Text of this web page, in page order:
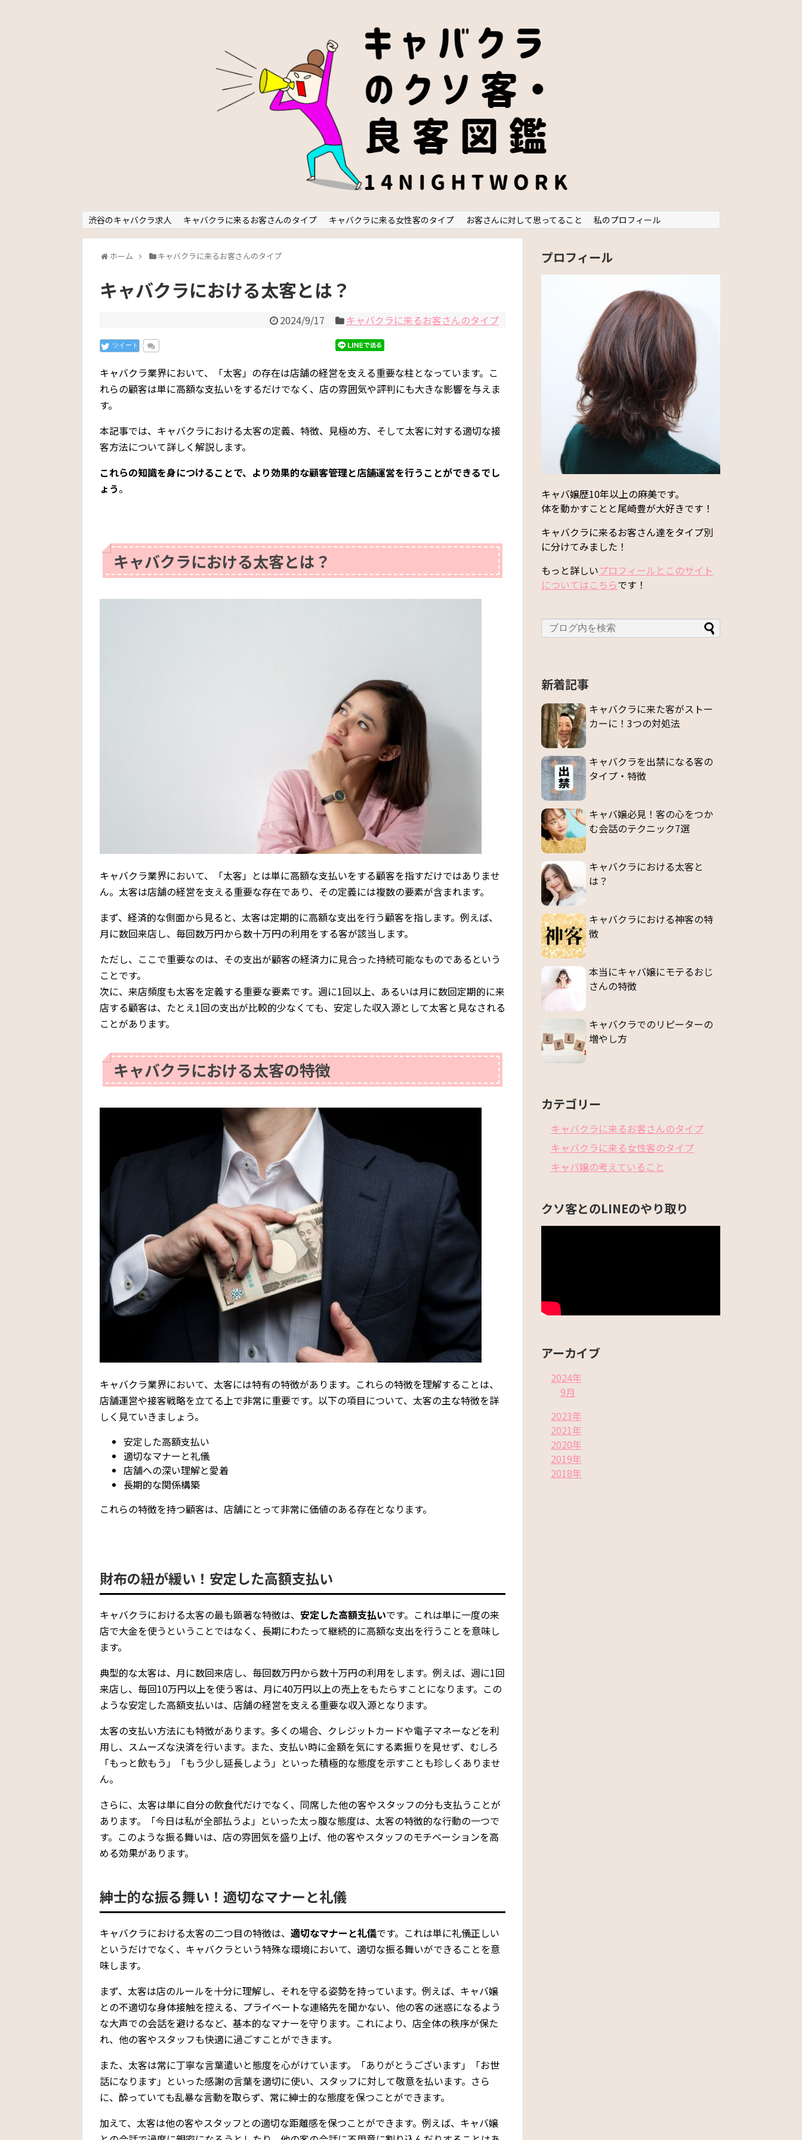
渋谷のキャバクラ求人 キャバクラに来るお客さんのタイプ キャバクラに来る女性客のタイプ お客さんに対して思ってること 私のプロフィール
ホーム キャバクラに来るお客さんのタイプ
キャバクラにおける太客とは？
2024/9/17 キャバクラに来るお客さんのタイプ
ツイート
キャバクラ業界において、「太客」の存在は店舗の経営を支える重要な柱となっています。こ
れらの顧客は単に高額な支払いをするだけでなく、店の雰囲気や評判にも大きな影響を与えま
す。
本記事では、キャバクラにおける太客の定義、特徴、見極め方、そして太客に対する適切な接
客方法について詳しく解説します。
これらの知識を身につけることで、より効果的な顧客管理と店舗運営を行うことができるでし
ょう。
キャバクラにおける太客とは？
キャバクラ業界において、「太客」とは単に高額な支払いをする顧客を指すだけではありませ
ん。太客は店舗の経営を支える重要な存在であり、その定義には複数の要素が含まれます。
まず、経済的な側面から見ると、太客は定期的に高額な支出を行う顧客を指します。例えば、
月に数回来店し、毎回数万円から数十万円の利用をする客が該当します。
ただし、ここで重要なのは、その支出が顧客の経済力に見合った持続可能なものであるという
ことです。
次に、来店頻度も太客を定義する重要な要素です。週に1回以上、あるいは月に数回定期的に来
店する顧客は、たとえ1回の支出が比較的少なくても、安定した収入源として太客と見なされる
ことがあります。
キャバクラにおける太客の特徴
キャバクラ業界において、太客には特有の特徴があります。これらの特徴を理解することは、
店舗運営や接客戦略を立てる上で非常に重要です。以下の項目について、太客の主な特徴を詳
しく見ていきましょう。
安定した高額支払い
適切なマナーと礼儀
店舗への深い理解と愛着
長期的な関係構築
これらの特徴を持つ顧客は、店舗にとって非常に価値のある存在となります。
財布の紐が緩い！安定した高額支払い
キャバクラにおける太客の最も顕著な特徴は、 安定した高額支払いです。これは単に一度の来
店で大金を使うということではなく、長期にわたって継続的に高額な支出を行うことを意味し
ます。
典型的な太客は、月に数回来店し、毎回数万円から数十万円の利用をします。例えば、週に1回
来店し、毎回10万円以上を使う客は、月に40万円以上の売上をもたらすことになります。この
ような安定した高額支払いは、店舗の経営を支える重要な収入源となります。
太客の支払い方法にも特徴があります。多くの場合、クレジットカードや電子マネーなどを利
用し、スムーズな決済を行います。また、支払い時に金額を気にする素振りを見せず、むしろ
「もっと飲もう」「もう少し延長しよう」といった積極的な態度を示すことも珍しくありませ
ん。
さらに、太客は単に自分の飲食代だけでなく、同席した他の客やスタッフの分も支払うことが
あります。「今日は私が全部払うよ」といった太っ腹な態度は、太客の特徴的な行動の一つで
す。このような振る舞いは、店の雰囲気を盛り上げ、他の客やスタッフのモチベーションを高
める効果があります。
紳士的な振る舞い！適切なマナーと礼儀
キャバクラにおける太客の二つ目の特徴は、 適切なマナーと礼儀です。これは単に礼儀正しい
というだけでなく、キャバクラという特殊な環境において、適切な振る舞いができることを意
味します。
まず、太客は店のルールを十分に理解し、それを守る姿勢を持っています。例えば、キャバ嬢
との不適切な身体接触を控える、プライベートな連絡先を聞かない、他の客の迷惑になるよう
な大声での会話を避けるなど、基本的なマナーを守ります。これにより、店全体の秩序が保た
れ、他の客やスタッフも快適に過ごすことができます。
また、太客は常に丁寧な言葉遣いと態度を心がけています。「ありがとうございます」「お世
話になります」といった感謝の言葉を適切に使い、スタッフに対して敬意を払います。さら
に、酔っていても乱暴な言動を取らず、常に紳士的な態度を保つことができます。
加えて、太客は他の客やスタッフとの適切な距離感を保つことができます。例えば、キャバ嬢
プロフィール
キャバ嬢歴10年以上の麻美です。
体を動かすことと尾崎豊が大好きです！
キャバクラに来るお客さん達をタイプ別
に分けてみました！
もっと詳しいプロフィールとこのサイト
についてはこちらです！
新着記事
キャバクラに来た客がストー
カーに！3つの対処法
キャバクラを出禁になる客の
タイプ・特徴
キャバ嬢必見！客の心をつか
む会話のテクニック7選
キャバクラにおける太客と
は？
キャバクラにおける神客の特
徴
本当にキャバ嬢にモテるおじ
さんの特徴
キャバクラでのリピーターの
増やし方
カテゴリー
キャバクラに来るお客さんのタイプ
キャバクラに来る女性客のタイプ
キャバ嬢の考えていること
クソ客とのLINEのやり取り
アーカイブ
2024年
9月
2023年
2021年
2020年
2019年
2018年